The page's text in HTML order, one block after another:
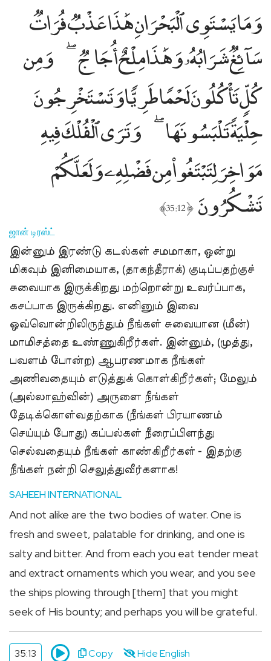
وَمَا يَسْتَوِى ٱلْبَحْرَانِ هَٰذَا عَذْبٌۭ فُرَاتٌۭ
سَآئِغٌۭ شَرَابُهُۥ وَهَٰذَا مِلْحٌ أُجَاجٌۭ وَمِن
كُلٍّۢ تَأْكُلُونَ لَحْمًۭا طَرِيًّۭا وَتَسْتَخْرِجُونَ
حِلْيَةًۭ تَلْبَسُونَهَا وَتَرَى ٱلْفُلْكَ فِيهِ
مَوَاخِرَ لِتَبْتَغُوا۟ مِن فَضْلِهِۦ وَلَعَلَّكُمْ
تَشْكُرُونَ ﴿35:12﴾
ஜான் டிரஸ்ட்
இன்னும் இரண்டு கடல்கள் சமமாகா, ஒன்று
மிகவும் இனிமையாக, (தாகந்தீராக்) குடிப்பதற்குச்
சுவையாக இருக்கிறது மற்றொன்று உவர்ப்பாக,
கசப்பாக இருக்கிறது. எனினும் இவை
ஒவ்வொன்றிலிருந்தும் நீங்கள் சுவையான (மீன்)
மாமிசத்தை உண்ணுகிறீர்கள். இன்னும், (முத்து,
பவளம் போன்ற) ஆபரணமாக நீங்கள்
அணிவதையும் எடுத்துக் கொள்கிறீர்கள்; மேலும்
(அல்லாஹ்வின்) அருளை நீங்கள்
தேடிக்கொள்வதற்காக (நீங்கள் பிரயாணம்
செய்யும் போது) கப்பல்கள் நீரைப்பிளந்து
செல்வதையும் நீங்கள் காண்கிறீர்கள் - இதற்கு
நீங்கள் நன்றி செலுத்துவீர்களாக!
SAHEEH INTERNATIONAL
And not alike are the two bodies of water. One is
fresh and sweet, palatable for drinking, and one is
salty and bitter. And from each you eat tender meat
and extract ornaments which you wear, and you see
the ships plowing through [them] that you might
seek of His bounty; and perhaps you will be grateful.
35:13 Copy Hide English